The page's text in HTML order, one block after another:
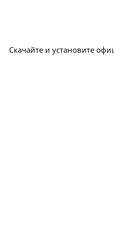
Скачайте и установите